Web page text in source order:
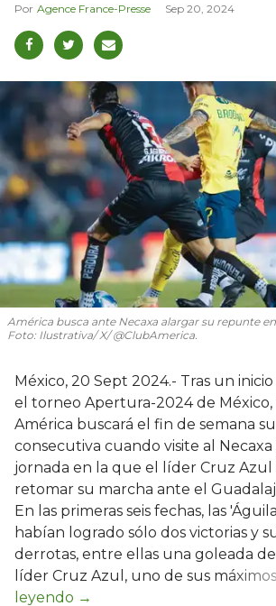
Agence France-Presse Sep 20, 2024
América busca ante Necaxa alargar su repunte
Foto: Ilustrativa/ X/ @ClubAmerica.
México, 20 Sept 2024.- Tras un
el torneo Apertura-2024 de
América buscará el fin de semana
consecutiva cuando visite al
jornada en la que el líder Cruz Azul
retomar su marcha ante el
En las primeras seis fechas, las
habían logrado sólo dos victorias y
derrotas, entre ellas una goleada de
líder Cruz Azul, uno de sus máximos